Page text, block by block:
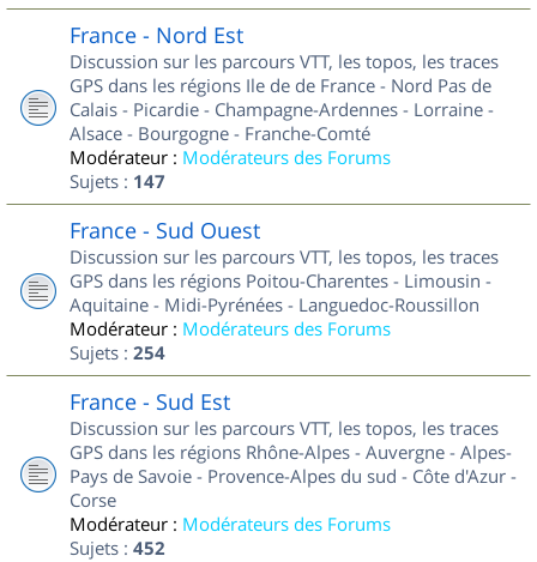
France - Nord Est
Discussion sur les parcours VTT, les topos, les traces
GPS dans les régions Ile de de France - Nord Pas de
Calais - Picardie - Champagne-Ardennes - Lorraine -
Alsace - Bourgogne - Franche-Comté
Modérateur : Modérateurs des Forums
Sujets : 147
France - Sud Ouest
Discussion sur les parcours VTT, les topos, les traces
GPS dans les régions Poitou-Charentes - Limousin -
Aquitaine - Midi-Pyrénées - Languedoc-Roussillon
Modérateur : Modérateurs des Forums
Sujets : 254
France - Sud Est
Discussion sur les parcours VTT, les topos, les traces
GPS dans les régions Rhône-Alpes - Auvergne - Alpes-
Pays de Savoie - Provence-Alpes du sud - Côte d'Azur -
Corse
Modérateur : Modérateurs des Forums
Sujets : 452